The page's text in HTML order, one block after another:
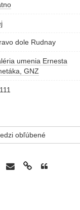
dole Rudnay
umenia Ernesta
GNZ
obľúbené